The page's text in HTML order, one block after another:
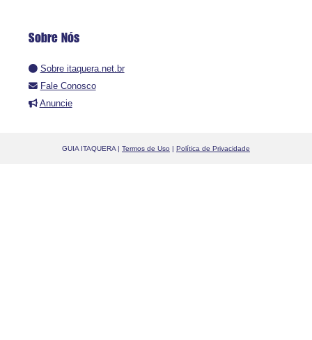
Sobre Nós
Sobre itaquera.net.br
Fale Conosco
Anuncie
GUIA ITAQUERA | Termos de Uso Política de Privacidade